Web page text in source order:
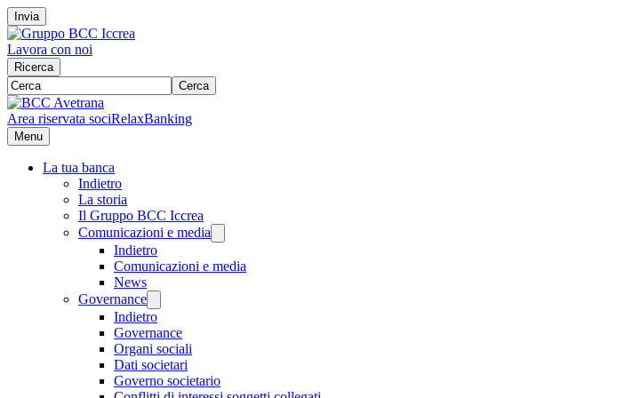
Invia
Lavora con noi
Ricerca
Cerca
Area riservata sociRelaxBanking
Menu
La tua banca
Indietro
La storia
Il Gruppo BCC Iccrea
Comunicazioni e media
Indietro
Comunicazioni e media
News
Governance
Indietro
Governance
Organi sociali
Dati societari
Governo societario